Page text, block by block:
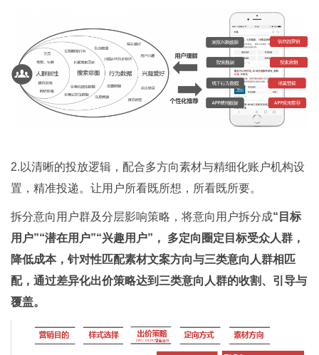
2.以清晰的投放逻辑，配合多方向素材与精细化账户机构设
置，精准投递。让用户所看既所想，所看既所要。
拆分意向用户群及分层影响策略，将意向用户拆分成“目标
用户”“潜在用户”“兴趣用户”， 多定向圈定目标受众人群，
降低成本，针对性匹配素材文案方向与三类意向人群相匹
配，通过差异化出价策略达到三类意向人群的收割、引导与
覆盖。